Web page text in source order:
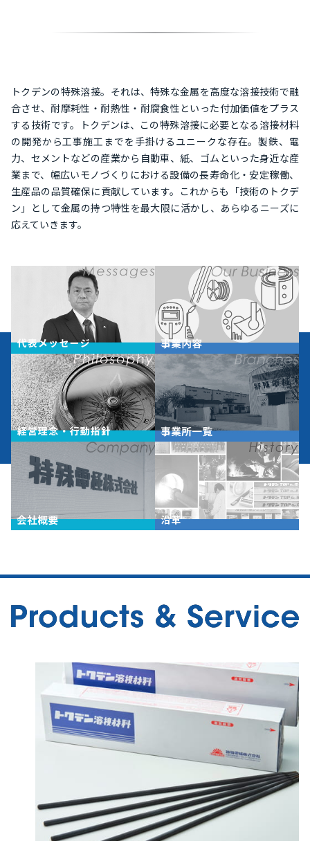
トクデンの特殊溶接。それは、特殊な金属を高度な溶接技術で融
合させ、耐摩耗性・耐熱性・耐腐食性といった付加価値をプラス
する技術です。トクデンは、この特殊溶接に必要となる溶接材料
の開発から工事施工までを手掛けるユニークな存在。製鉄、電
力、セメントなどの産業から自動車、紙、ゴムといった身近な産
業まで、幅広いモノづくりにおける設備の長寿命化・安定稼働、
生産品の品質確保に貢献しています。これからも「技術のトクデ
ン」として金属の持つ特性を最大限に活かし、あらゆるニーズに
応えていきます。